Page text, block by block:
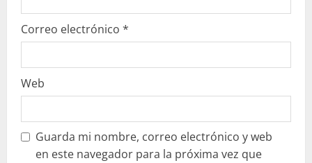
Correo electrónico *
Web
Guarda mi nombre, correo electrónico y web
en este navegador para la próxima vez que